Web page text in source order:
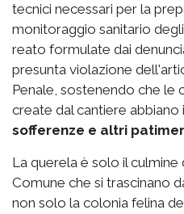
tecnici necessari per la
monitoraggio sanitario
reato formulate dai
presunta violazione
Penale, sostenendo che le
create dal cantiere abbiano
sofferenze e altri
La querela è solo il
Comune che si trascinano
non solo la colonia felina